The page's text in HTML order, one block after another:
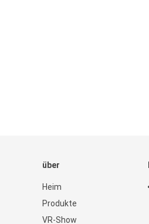
über
Heim
Produkte
VR-Show